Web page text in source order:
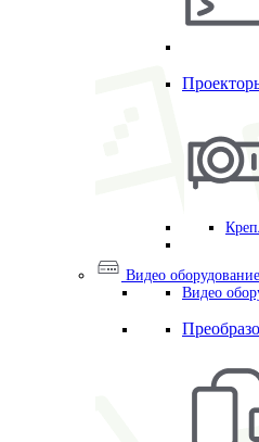
Видео оборудование
Видео